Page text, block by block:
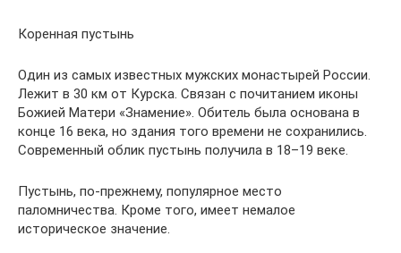
Коренная пустынь
Один из самых известных мужских монастырей России.
Лежит в 30 км от Курска. Связан с почитанием иконы
Божией Матери «Знамение». Обитель была основана в
конце 16 века, но здания того времени не сохранились.
Современный облик пустынь получила в 18–19 веке.
Пустынь, по-прежнему, популярное место
паломничества. Кроме того, имеет немалое
историческое значение.